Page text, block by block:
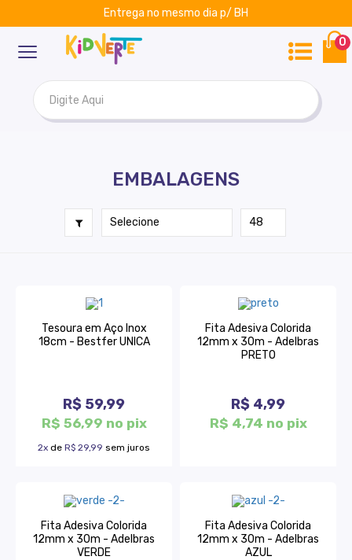
Entrega no mesmo dia p/ BH
0
Kidverte
EMBALAGENS
Tesoura em Aço Inox
18cm - Bestfer UNICA
R$ 59,99
R$ 56,99 no pix
2x de R$ 29,99 sem juros
Fita Adesiva Colorida
12mm x 30m - Adelbras
PRETO
R$ 4,99
R$ 4,74 no pix
Fita Adesiva Colorida
12mm x 30m - Adelbras
VERDE
Fita Adesiva Colorida
12mm x 30m - Adelbras
AZUL